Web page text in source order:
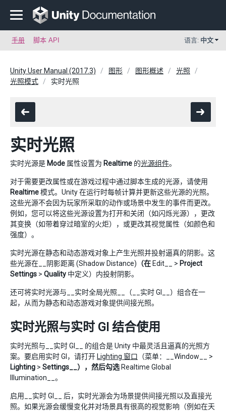
手册 脚本 API 语言: 中文
Unity User Manual (2017.3) 图形 图形概述
光照
光照模式
实时光照
实时光照
实时光源是 Mode 属性设置为 Realtime 的光源组件。
对于需要更改属性或在游戏过程中通过脚本生成的光源，请使用
Realtime模式。Unity 在运行时每帧计算并更新这些光源的光照。
这些光源不会因为玩家所采取的动作或场景中发生的事件而更改。
例如，您可以将这些光源设置为打开和关闭（如闪烁光源），更改
其变换（如带着穿过暗室的火炬），或更改其视觉属性（如颜色和
强度）。
实时光源在静态和动态游戏对象上产生光照并投射逼真的阴影。这
些光源在__阴影距离 (Shadow Distance) （在 Edit__ > Project
Settings > Quality 中定义）内投射阴影。
还可将实时光源与__实时全局光照__（__实时 GI__）组合在一
起，从而为静态和动态游戏对象提供间接光照。
实时光照与实时 GI 结合使用
实时光照与__实时 GI__ 的组合是 Unity 中最灵活且逼真的光照方
案。要启用实时 GI，请打开 Lighting 窗口 （菜单：__Window__ >
Lighting > Settings__），然后勾选 Realtime Global
Illumination__。
启用__实时 GI__ 后，实时光源会为场景提供间接光照以及直接光
照。如果光源会缓慢变化并对场景具有很高的视觉影响（例如在天